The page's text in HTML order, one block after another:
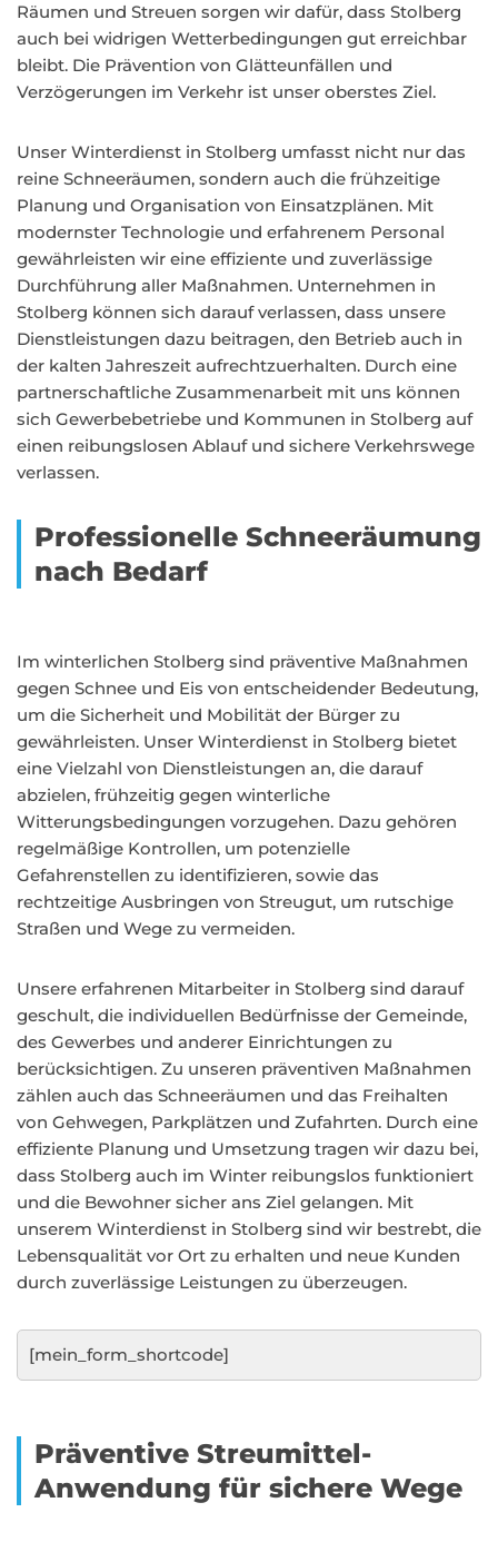
Räumen und Streuen sorgen wir dafür, dass Stolberg
auch bei widrigen Wetterbedingungen gut erreichbar
bleibt. Die Prävention von Glätteunfällen und
Verzögerungen im Verkehr ist unser oberstes Ziel.
Unser Winterdienst in Stolberg umfasst nicht nur das
reine Schneeräumen, sondern auch die frühzeitige
Planung und Organisation von Einsatzplänen. Mit
modernster Technologie und erfahrenem Personal
gewährleisten wir eine effiziente und zuverlässige
Durchführung aller Maßnahmen. Unternehmen in
Stolberg können sich darauf verlassen, dass unsere
Dienstleistungen dazu beitragen, den Betrieb auch in
der kalten Jahreszeit aufrechtzuerhalten. Durch eine
partnerschaftliche Zusammenarbeit mit uns können
sich Gewerbebetriebe und Kommunen in Stolberg auf
einen reibungslosen Ablauf und sichere Verkehrswege
verlassen.
Professionelle Schneeräumung
nach Bedarf
Im winterlichen Stolberg sind präventive Maßnahmen
gegen Schnee und Eis von entscheidender Bedeutung,
um die Sicherheit und Mobilität der Bürger zu
gewährleisten. Unser Winterdienst in Stolberg bietet
eine Vielzahl von Dienstleistungen an, die darauf
abzielen, frühzeitig gegen winterliche
Witterungsbedingungen vorzugehen. Dazu gehören
regelmäßige Kontrollen, um potenzielle
Gefahrenstellen zu identifizieren, sowie das
rechtzeitige Ausbringen von Streugut, um rutschige
Straßen und Wege zu vermeiden.
Unsere erfahrenen Mitarbeiter in Stolberg sind darauf
geschult, die individuellen Bedürfnisse der Gemeinde,
des Gewerbes und anderer Einrichtungen zu
berücksichtigen. Zu unseren präventiven Maßnahmen
zählen auch das Schneeräumen und das Freihalten
von Gehwegen, Parkplätzen und Zufahrten. Durch eine
effiziente Planung und Umsetzung tragen wir dazu bei,
dass Stolberg auch im Winter reibungslos funktioniert
und die Bewohner sicher ans Ziel gelangen. Mit
unserem Winterdienst in Stolberg sind wir bestrebt, die
Lebensqualität vor Ort zu erhalten und neue Kunden
durch zuverlässige Leistungen zu überzeugen.
[mein_form_shortcode]
Präventive Streumittel-
Anwendung für sichere Wege